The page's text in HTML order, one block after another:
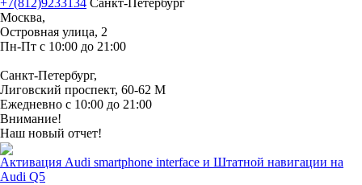
+7(812)9233134 Санкт-Петербург
Москва,
Островная улица, 2
Пн-Пт с 10:00 до 21:00
Санкт-Петербург,
Лиговский проспект, 60-62 М
Ежедневно с 10:00 до 21:00
Внимание!
Наш новый отчет!
Активация Audi smartphone interface и Штатной навигации на
Audi Q5